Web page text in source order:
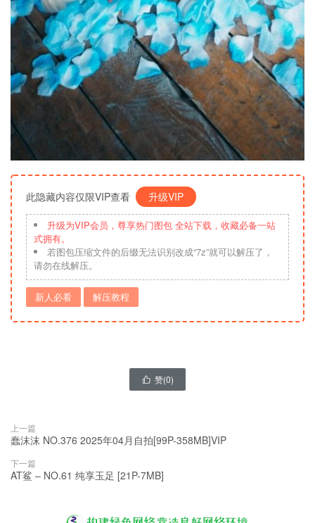
此隐藏内容仅限VIP查看 升级VIP
升级为VIP会员，尊享热门图包 全站下载，收藏必备一站
式拥有。
若图包压缩文件的后缀无法识别改成“7z”就可以解压了，
请勿在线解压。
新人必看 解压教程
 赞(0)
上一篇
蠢沫沫 NO.376 2025年04月自拍[99P-358MB]VIP
下一篇
AT鲨 – NO.61 纯享玉足 [21P-7MB]